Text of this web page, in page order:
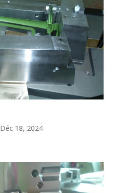
Déc 18, 2024